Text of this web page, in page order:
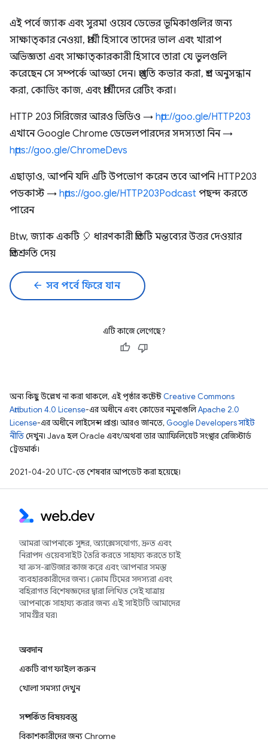
এই পর্বে জ্যাক এবং সুরমা ওয়েব ডেভের ভূমিকাগুলির জন্য
সাক্ষাত্কার নেওয়া, প্রার্থী হিসাবে তাদের ভাল এবং খারাপ
অভিজ্ঞতা এবং সাক্ষাত্কারকারী হিসাবে তারা যে ভুলগুলি
করেছেন সে সম্পর্কে আড্ডা দেন। প্রস্তুতি কভার করা, প্রশ্ন অনুসন্ধান
করা, কোডিং কাজ, এবং প্রার্থীদের রেটিং করা।
HTTP 203 সিরিজের আরও ভিডিও → http://goo.gle/HTTP203
এখানে Google Chrome ডেভেলপারদের সদস্যতা নিন →
https://goo.gle/ChromeDevs
এছাড়াও, আপনি যদি এটি উপভোগ করেন তবে আপনি HTTP203
পডকাস্ট → https://goo.gle/HTTP203Podcast পছন্দ করতে
পারেন
Btw, জ্যাক একটি 🎈 ধারণকারী প্রতিটি মন্তব্যের উত্তর দেওয়ার
প্রতিশ্রুতি দেয়
arrow_back সব পর্বে ফিরে যান
এটি কাজে লেগেছে?
অন্য কিছু উল্লেখ না করা থাকলে, এই পৃষ্ঠার কন্টেন্ট Creative Commons
Attribution 4.0 License-এর অধীনে এবং কোডের নমুনাগুলিApache 2.0
License-এর অধীনে লাইসেন্স প্রাপ্ত। আরও জানতে, Google Developers সাইট
নীতিদেখুন। Java হল Oracle এবং/অথবা তার অ্যাফিলিয়েট সংস্থার রেজিস্টার্ড
ট্রেডমার্ক।
2021-04-20 UTC-তে শেষবার আপডেট করা হয়েছে।
আমরা আপনাকে সুন্দর, অ্যাক্সেসযোগ্য, দ্রুত এবং
নিরাপদ ওয়েবসাইট তৈরি করতে সাহায্য করতে চাই
যা ক্রস-ব্রাউজার কাজ করে এবং আপনার সমস্ত
ব্যবহারকারীদের জন্য। ক্রোম টিমের সদস্যরা এবং
বহিরাগত বিশেষজ্ঞদের দ্বারা লিখিত সেই যাত্রায়
আপনাকে সাহায্য করার জন্য এই সাইটটি আমাদের
সামগ্রীর ঘর৷
অবদান
একটি বাগ ফাইল করুন
খোলা সমস্যা দেখুন
সম্পর্কিত বিষয়বস্তু
বিকাশকারীদের জন্য Chrome